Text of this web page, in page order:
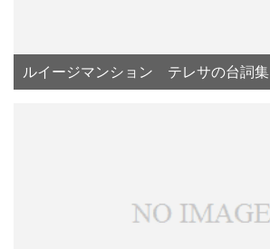
ルイージマンション テレサの台詞集